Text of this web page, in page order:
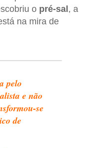
o pré-sal , a
na mira de
pelo
e não
se
de